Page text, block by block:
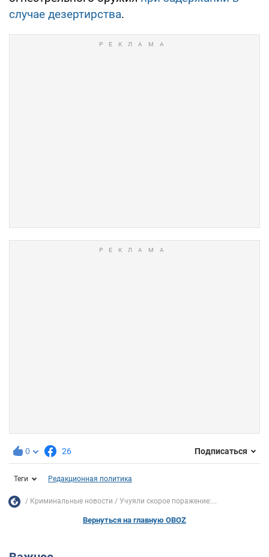
случае дезертирства.
0 26 Подписаться
Теги Редакционная политика
Криминальные новости Учуяли скорое поражение:...
Вернуться на главную OBOZ